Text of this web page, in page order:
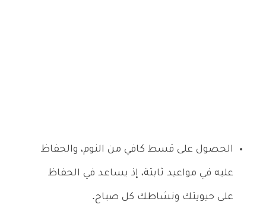
الحصول على قسط كافي من النوم، والحفاظ
عليه في مواعيد ثابتة، إذ يساعد في الحفاظ
على حيويتك ونشاطك كل صباح.